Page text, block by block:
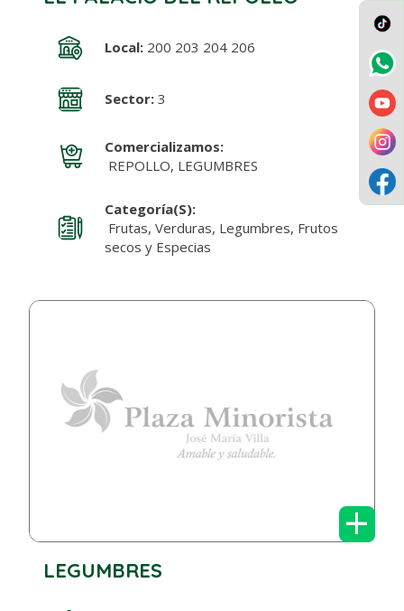
Local:200 203 204 206
Sector:3
Comercializamos:
REPOLLO, LEGUMBRES
Categoría(s):
Frutas, Verduras, Legumbres, Frutos
secos y Especias
+
LEGUMBRES